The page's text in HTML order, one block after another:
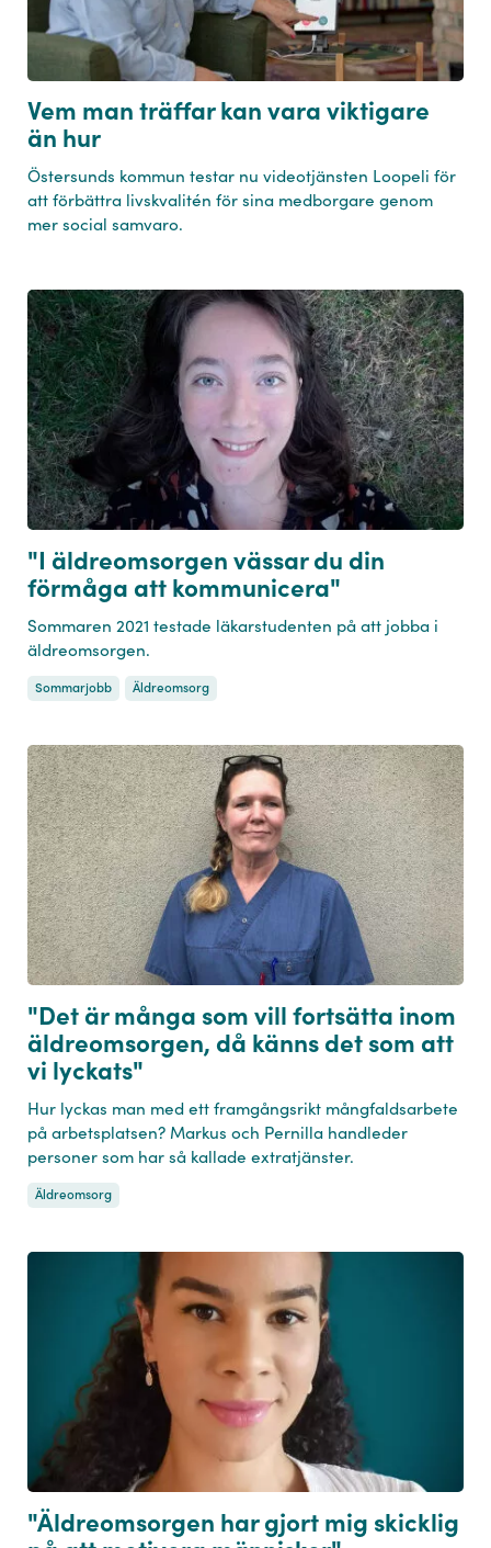
Vem man träffar kan vara viktigare
än hur
Östersunds kommun testar nu videotjänsten Loopeli för
att förbättra livskvalitén för sina medborgare genom
mer social samvaro.
"I äldreomsorgen vässar du din
förmåga att kommunicera"
Sommaren 2021 testade läkarstudenten på att jobba i
äldreomsorgen.
Sommarjobb Äldreomsorg
"Det är många som vill fortsätta inom
äldreomsorgen, då känns det som att
vi lyckats"
Hur lyckas man med ett framgångsrikt mångfaldsarbete
på arbetsplatsen? Markus och Pernilla handleder
personer som har så kallade extratjänster.
Äldreomsorg
"Äldreomsorgen har gjort mig skicklig